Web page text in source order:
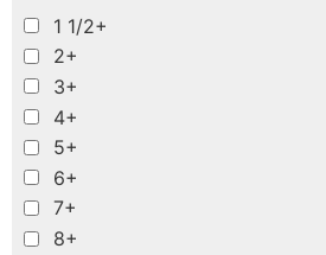
1 1/2+
2+
3+
4+
5+
6+
7+
8+